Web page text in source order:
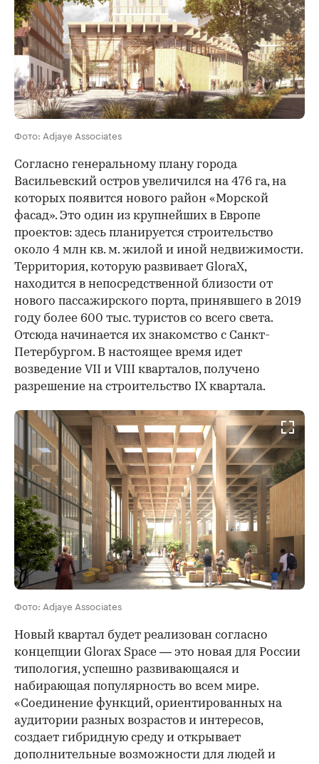
Фото: Adjaye Associates
Согласно генеральному плану города
Васильевский остров увеличился на 476 га, на
которых появится нового район «Морской
фасад». Это один из крупнейших в Европе
проектов: здесь планируется строительство
около 4 млн кв. м. жилой и иной недвижимости.
Территория, которую развивает GloraX,
находится в непосредственной близости от
нового пассажирского порта, принявшего в 2019
году более 600 тыс. туристов со всего света.
Отсюда начинается их знакомство с Санкт-
Петербургом. В настоящее время идет
возведение VII и VIII кварталов, получено
разрешение на строительство IX квартала.
Фото: Adjaye Associates
Новый квартал будет реализован согласно
концепции Glorax Space — это новая для России
типология, успешно развивающаяся и
набирающая популярность во всем мире.
«Соединение функций, ориентированных на
аудитории разных возрастов и интересов,
создает гибридную среду и открывает
дополнительные возможности для людей и